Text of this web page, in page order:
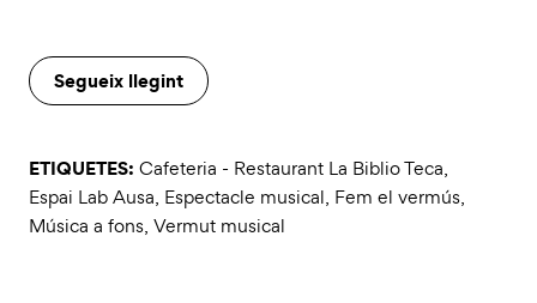
Segueix llegint
ETIQUETES: Cafeteria - Restaurant La Biblio Teca,
Espai Lab Ausa, Espectacle musical, Fem el vermús,
Música a fons, Vermut musical